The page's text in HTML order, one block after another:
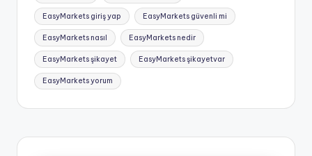
EasyMarkets giriş yap EasyMarkets güvenli mi
EasyMarkets nasıl EasyMarkets nedir
EasyMarkets şikayet EasyMarkets şikayetvar
EasyMarkets yorum